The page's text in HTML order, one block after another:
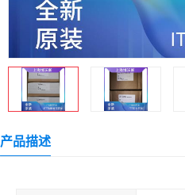
产品描述